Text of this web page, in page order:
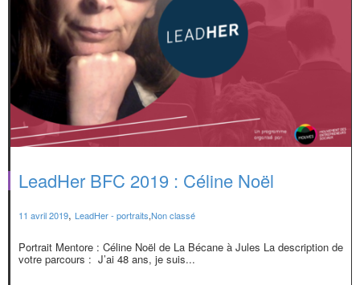
LeadHer BFC 2019 : Céline Noël
11 avril 2019, LeadHer - portraits,Non classé
Portrait Mentore : Céline Noël de La Bécane à Jules La description de
votre parcours : J’ai 48 ans, je suis...